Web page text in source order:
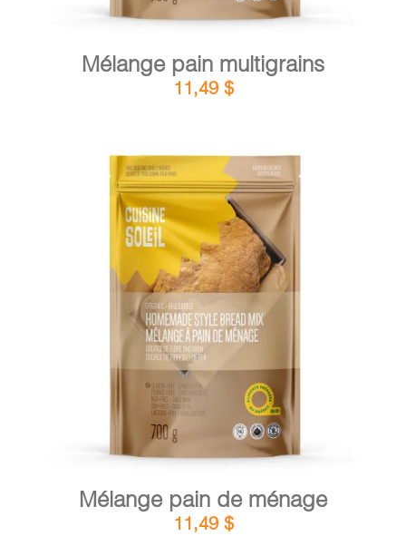
Mélange pain multigrains
11,49 $
AJOUTER AU PANIER / DÉTAILS
Mélange pain de ménage
11,49 $